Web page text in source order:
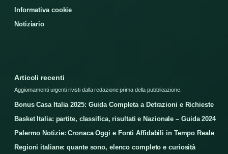
Informativa cookie
Notiziario
Articoli recenti
Aggiornamenti urgenti rivisti dalla redazione prima della pubblicazione.
Bonus Casa Italia 2025: Guida Completa a Detrazioni e Richieste
Basket Italia: partite, classifica, risultati e Nazionale – Guida 2024
Palermo Notizie: Cronaca Oggi e Fonti Affidabili in Tempo Reale
Regioni italiane: quante sono, elenco completo e curiosità